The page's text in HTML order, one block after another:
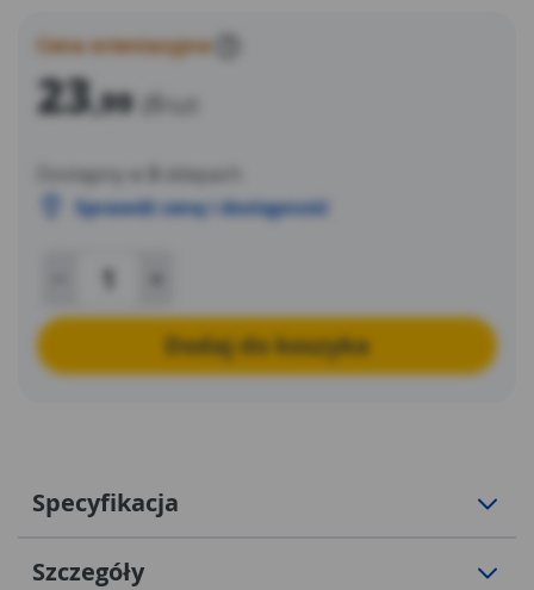
Cena orientacyjna
23,99 zł
Dostępny w
sklepach
Sprawdź cenę i dostępność
Dodaj do koszyka
Specyfikacja
Szczegóły